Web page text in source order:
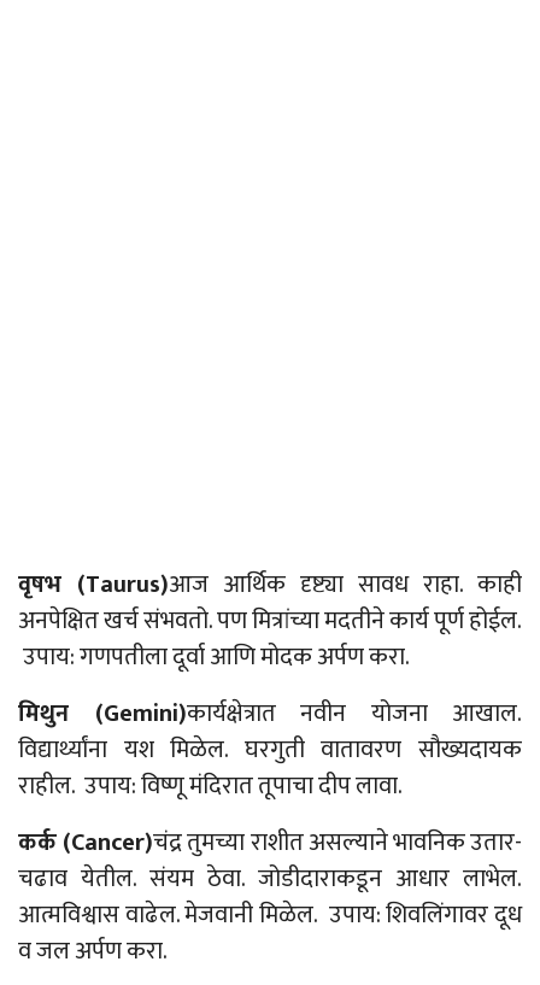
वृषभ (Taurus)आज आर्थिक दृष्ट्या सावध राहा. काही
अनपेक्षित खर्च संभवतो. पण मित्रांच्या मदतीने कार्य पूर्ण होईल.
उपाय: गणपतीलादूर्वाआणि मोदक अर्पण करा.
मिथुन (Gemini)कार्यक्षेत्रात नवीन योजना आखाल.
विद्यार्थ्यांना यश मिळेल. घरगुती वातावरण सौख्यदायक
राहील. उपाय: विष्णू मंदिराततूपाचादीप लावा.
कर्क (Cancer)चंद्र तुमच्या राशीत असल्याने भावनिक उतार-
चढाव येतील. संयम ठेवा. जोडीदाराकडून आधार लाभेल.
आत्मविश्वास वाढेल. मेजवानी मिळेल. उपाय: शिवलिंगावर दूध
व जल अर्पण करा.